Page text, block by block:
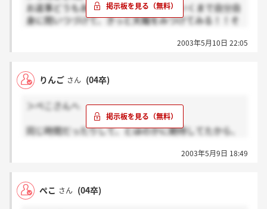
お返事どうもありがとう☆私も納得がいくまで自分自
身に問いつづけて、きっと天職をみつけてみる！！そ
もしれないけど。。私はフォーシーズンズだめだった
女の子が就職活動は内定をとるための戦いだと思って
たんだって。でもそれは違って、自分の席はもうどこ
いろな企業をまわっていく。頑張ればその席は見つか
るし、頑張らなければその席にはたどり着けない。き
っとみんな頑張ってるから自分の席を見つけられるよ
ん、私が次に最終を受けるのは池袋から3分のところ
うね！
2003年5月10日 22:05
りんご さん (04卒)
＞ぺこさんへ
同じ時間だったりして、とほのかに期待してたから、
また英語かな。一次は本当につっかえたな～。
でも英語以外は和やかで、絶対にここで働きたい！っ
て思いが強くなったよ。
2003年5月9日 18:49
ぺこ さん (04卒)